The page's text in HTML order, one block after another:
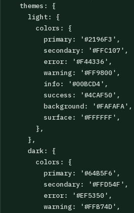
  themes: {
    light: {
      colors: {
        primary: '#2196F3',
        secondary: '#FFC107',
        error: '#F44336',
        warning: '#FF9800',
        info: '#00BCD4',
        success: '#4CAF50',
        background: '#FAFAFA',
        surface: '#FFFFFF',
      },
    },
    dark: {
      colors: {
        primary: '#64B5F6',
        secondary: '#FFD54F',
        error: '#EF5350',
        warning: '#FFB74D',